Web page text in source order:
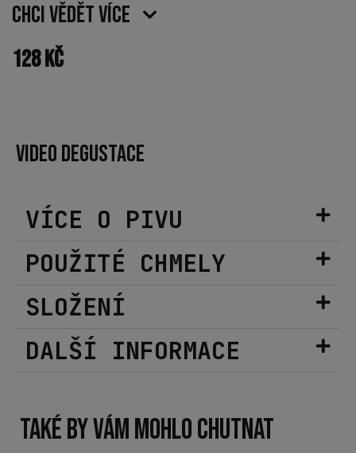
Chci vědět více
128Kč
VÍCE O PIVU
POUŽITÉ CHMELY
SLOŽENÍ
DALŠÍ INFORMACE
VIDEO DEGUSTACE
TAKÉ BY VÁM MOHLO CHUTNAT